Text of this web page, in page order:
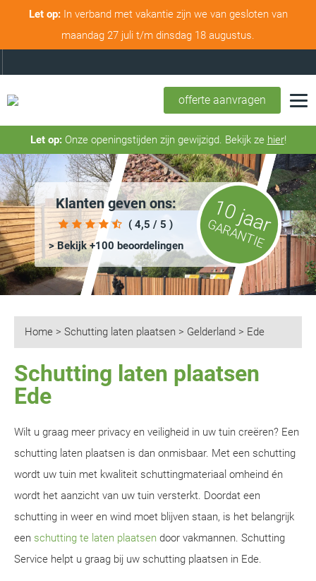
Let op:In verband met vakantie zijn we van gesloten van
maandag 27 juli t/m dinsdag 18 augustus.
offerte aanvragen
Let op:Onze openingstijden zijn gewijzigd. Bekijk ze hier!
Klanten geven ons:
( 4,5 / 5 )
> Bekijk +100 beoordelingen
10 jaar
GARANTIE
Home > Schutting laten plaatsen > Gelderland > Ede
Schutting laten plaatsen
Ede
Wilt u graag meer privacy en veiligheid in uw tuin creëren? Een
schutting laten plaatsen is dan onmisbaar. Met een schutting
wordt uw tuin met kwaliteit schuttingmateriaal omheind én
wordt het aanzicht van uw tuin versterkt. Doordat een
schutting in weer en wind moet blijven staan, is het belangrijk
een schutting te laten plaatsen door vakmannen. Schutting
Service helpt u graag bij uw schutting plaatsen in Ede.